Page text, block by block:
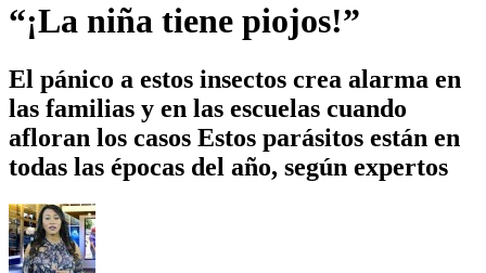
“¡La niña tiene piojos!”
El pánico a estos insectos crea alarma en
las familias y en las escuelas cuando
afloran los casos Estos parásitos están en
todas las épocas del año, según expertos